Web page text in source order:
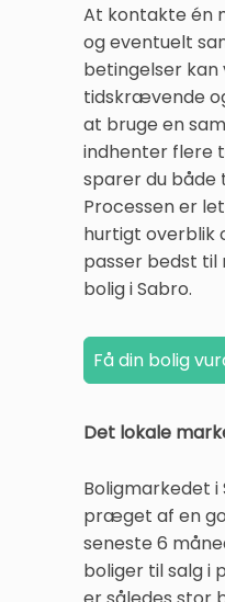
At kontakte én
og eventuelt
betingelser
tidskrævende
at bruge en
indhenter flere
sparer du både
Processen er
hurtigt overblik
passer bedst til
bolig i Sabro.
Det lokale
Boligmarkedet
præget af en
seneste 6
boliger til salg i